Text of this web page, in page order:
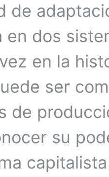
de
en dos
en la
ser
de
su